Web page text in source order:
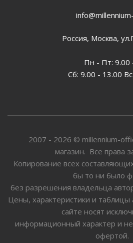
Россия, Москва,
Пн - Пт: 9.00
Сб: 9.00 - 13.00
2007 - 2026 © millennium-
магазин. Все права
Копирование всех
бы то ни было
без разрешения владельца
Цены, характеристики и таблицы
сайте носят
информационный характер и
офертой.